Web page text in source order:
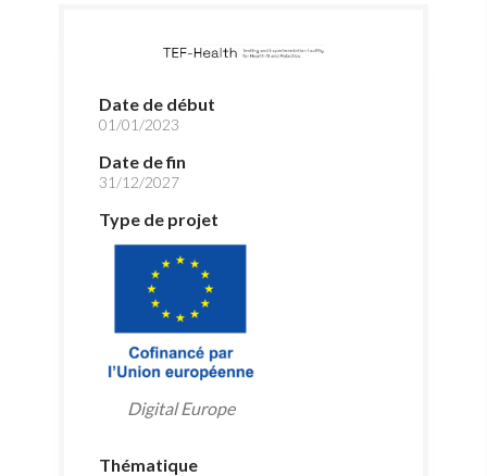
Date de début
01/01/2023
Date de fin
31/12/2027
Type de projet
Digital Europe
Thématique